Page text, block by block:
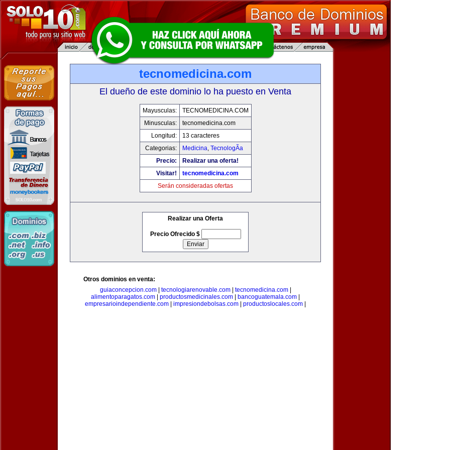
tecnomedicina.com
El dueño de este dominio lo ha puesto en Venta
Mayusculas:
TECNOMEDICINA.COM
Minusculas:
tecnomedicina.com
Longitud:
13 caracteres
Categorias:
Medicina, TecnologÃ­a
Precio:
Realizar una oferta!
Visitar!
tecnomedicina.com
Serán consideradas ofertas
Realizar una Oferta
Precio Ofrecido $
Otros dominios en venta:
guiaconcepcion.com| tecnologiarenovable.com| tecnomedicina.com|
alimentoparagatos.com
productosmedicinales.com bancoguatemala.com
empresarioindependiente.com
impresiondebolsas.com productoslocales.com